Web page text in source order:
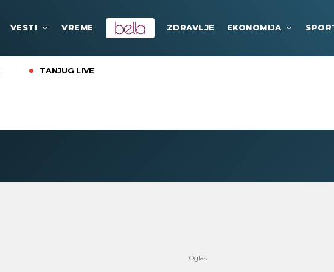
VESTI VREME ZDRAVLJE EKONOMIJA
TANJUG LIVE